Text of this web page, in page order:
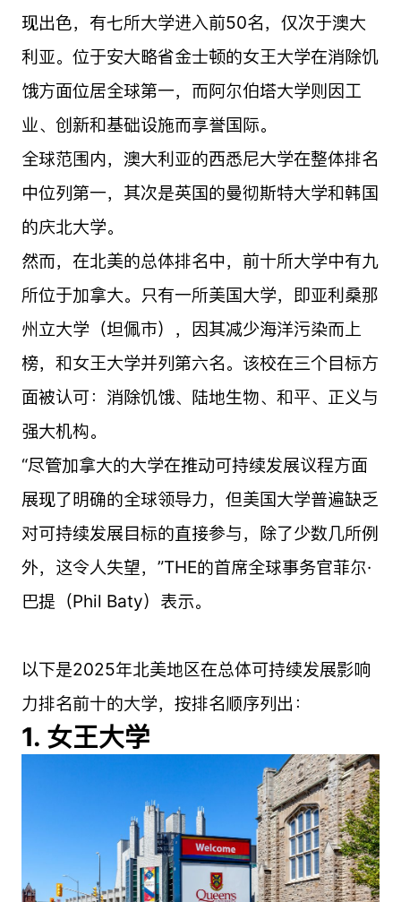
现出色，有七所大学进入前50名，仅次于澳大
利亚。位于安大略省金士顿的女王大学在消除饥
饿方面位居全球第一，而阿尔伯塔大学则因工
业、创新和基础设施而享誉国际。
全球范围内，澳大利亚的西悉尼大学在整体排名
中位列第一，其次是英国的曼彻斯特大学和韩国
的庆北大学。
然而，在北美的总体排名中，前十所大学中有九
所位于加拿大。只有一所美国大学，即亚利桑那
州立大学（坦佩市），因其减少海洋污染而上
榜，和女王大学并列第六名。该校在三个目标方
面被认可：消除饥饿、陆地生物、和平、正义与
强大机构。
“尽管加拿大的大学在推动可持续发展议程方面
展现了明确的全球领导力，但美国大学普遍缺乏
对可持续发展目标的直接参与，除了少数几所例
外，这令人失望，”THE的首席全球事务官菲尔·
巴提（Phil Baty）表示。
以下是2025年北美地区在总体可持续发展影响
力排名前十的大学，按排名顺序列出：
1. 女王大学